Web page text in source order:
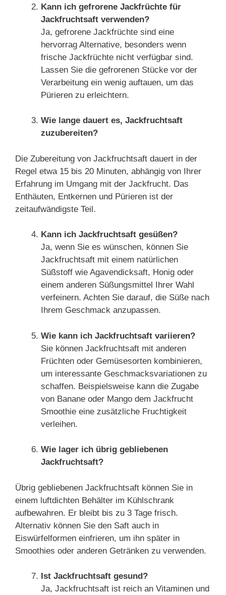
Kann ich gefrorene Jackfrüchte für
Jackfruchtsaft verwenden?
Ja, gefrorene Jackfrüchte sind eine
hervorrag Alternative, besonders wenn
frische Jackfrüchte nicht verfügbar sind.
Lassen Sie die gefrorenen Stücke vor der
Verarbeitung ein wenig auftauen, um das
Pürieren zu erleichtern.
Wie lange dauert es, Jackfruchtsaft
zuzubereiten?
Die Zubereitung von Jackfruchtsaft dauert in der
Regel etwa 15 bis 20 Minuten, abhängig von Ihrer
Erfahrung im Umgang mit der Jackfrucht. Das
Enthäuten, Entkernen und Pürieren ist der
zeitaufwändigste Teil.
Kann ich Jackfruchtsaft gesüßen?
Ja, wenn Sie es wünschen, können Sie
Jackfruchtsaft mit einem natürlichen
Süßstoff wie Agavendicksaft, Honig oder
einem anderen Süßungsmittel Ihrer Wahl
verfeinern. Achten Sie darauf, die Süße nach
Ihrem Geschmack anzupassen.
Wie kann ich Jackfruchtsaft variieren?
Sie können Jackfruchtsaft mit anderen
Früchten oder Gemüsesorten kombinieren,
um interessante Geschmacksvariationen zu
schaffen. Beispielsweise kann die Zugabe
von Banane oder Mango dem Jackfrucht
Smoothie eine zusätzliche Fruchtigkeit
verleihen.
Wie lager ich übrig gebliebenen
Jackfruchtsaft?
Übrig gebliebenen Jackfruchtsaft können Sie in
einem luftdichten Behälter im Kühlschrank
aufbewahren. Er bleibt bis zu 3 Tage frisch.
Alternativ können Sie den Saft auch in
Eiswürfelformen einfrieren, um ihn später in
Smoothies oder anderen Getränken zu verwenden.
Ist Jackfruchtsaft gesund?
Ja, Jackfruchtsaft ist reich an Vitaminen und